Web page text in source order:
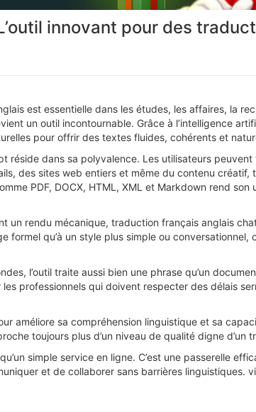
innovant pour des
est essentielle dans les études, les affaires, la
un outil incontournable. Grâce à l’intelligence
pour offrir des textes fluides, cohérents et
réside dans sa polyvalence. Les utilisateurs
des sites web entiers et même du contenu créatif,
PDF, DOCX, HTML, XML et Markdown rend
un rendu mécanique, traduction français anglais
formel qu’à un style plus simple ou
l’outil traite aussi bien une phrase qu’un
professionnels qui doivent respecter des délais
améliore sa compréhension linguistique et sa
toujours plus d’un niveau de qualité digne d’un
simple service en ligne. C’est une passerelle
et de collaborer sans barrières linguistiques.